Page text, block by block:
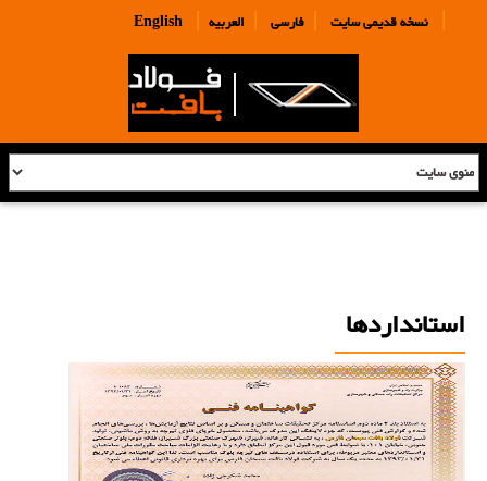
English | نسخه قدیمی سایت| فارسی| العربیه |
استانداردها